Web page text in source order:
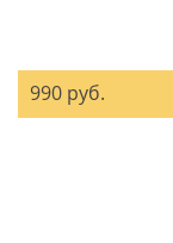
990 руб.